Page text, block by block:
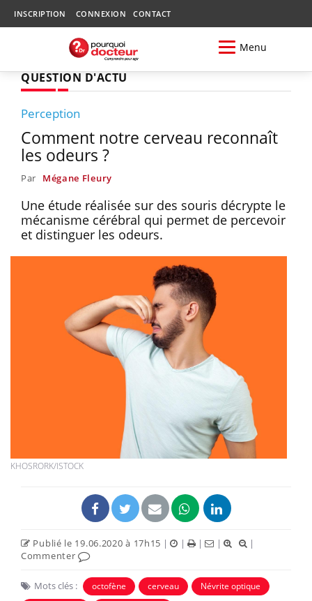
INSCRIPTION CONNEXION CONTACT
Menu
QUESTION D'ACTU
Perception
Comment notre cerveau reconnaît
les odeurs ?
Par Mégane Fleury
Une étude réalisée sur des souris décrypte le
mécanisme cérébral qui permet de percevoir
et distinguer les odeurs.
KHOSRORK/ISTOCK
Publié le 19.06.2020 à 17h15 | | | |
|
Commenter
Mots clés : octofène cerveau
Névrite optique